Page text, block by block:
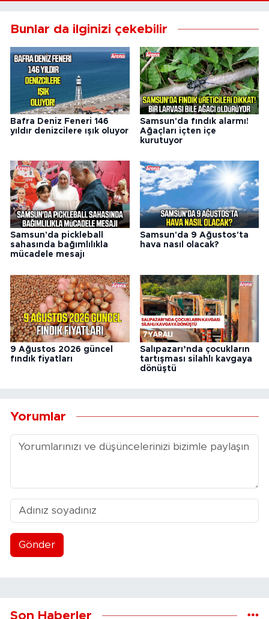
Bunlar da ilginizi çekebilir
Bafra Deniz Feneri 146
yıldır denizcilere ışık oluyor
Samsun'da fındık alarmı!
Ağaçları içten içe
kurutuyor
Samsun'da pickleball
sahasında bağımlılıkla
mücadele mesajı
Samsun'da 9 Ağustos'ta
hava nasıl olacak?
9 Ağustos 2026 güncel
fındık fiyatları
Salıpazarı’nda çocukların
tartışması silahlı kavgaya
dönüştü
Yorumlar
Gönder
Son Haberler